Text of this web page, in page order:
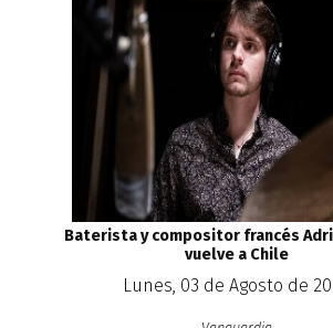
Baterista y compositor francés
vuelve a Chile
Lunes, 03 de Agosto de